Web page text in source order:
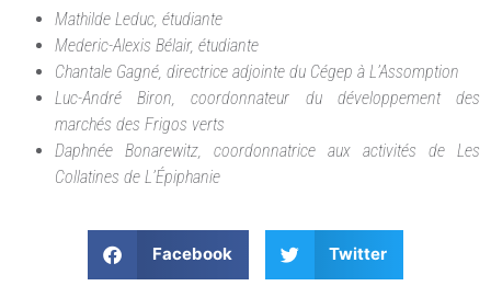
Mathilde Leduc, étudiante
Mederic-Alexis Bélair, étudiante
Chantale Gagné, directrice adjointe du Cégep à L’Assomption
Luc-André Biron, coordonnateur du développement des
marchés des Frigos verts
Daphnée Bonarewitz, coordonnatrice aux activités de Les
Collatines de L’Épiphanie
Facebook Twitter